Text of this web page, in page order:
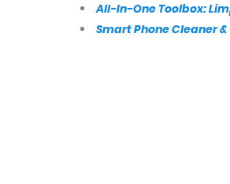
All-In-One Toolbox:
Smart Phone Cleaner